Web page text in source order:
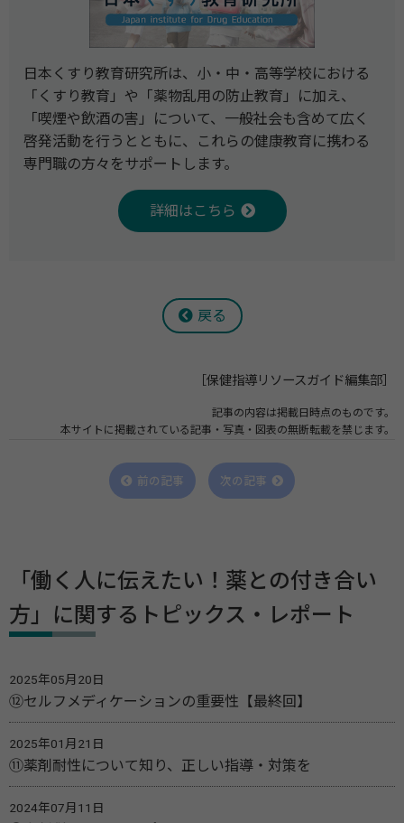
日本くすり教育研究所は、小・中・高等学校における
「くすり教育」や「薬物乱用の防止教育」に加え、
「喫煙や飲酒の害」について、一般社会も含めて広く
啓発活動を行うとともに、これらの健康教育に携わる
専門職の方々をサポートします。
詳細はこちら
戻る
［保健指導リソースガイド編集部］
記事の内容は掲載日時点のものです。
本サイトに掲載されている記事・写真・図表の無断転載を禁じます。
前の記事 次の記事
「働く人に伝えたい！薬との付き合い
方」に関するトピックス・レポート
2025年05月20日
⑫セルフメディケーションの重要性【最終回】
2025年01月21日
⑪薬剤耐性について知り、正しい指導・対策を
2024年07月11日